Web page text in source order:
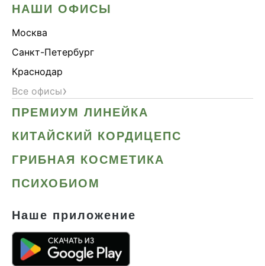
НАШИ ОФИСЫ
Москва
Санкт-Петербург
Краснодар
Все офисы›
ПРЕМИУМ ЛИНЕЙКА
КИТАЙСКИЙ КОРДИЦЕПС
ГРИБНАЯ КОСМЕТИКА
ПСИХОБИОМ
Наше приложение